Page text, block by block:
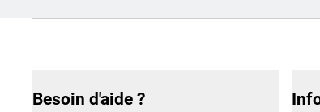
Besoin d'aide ?